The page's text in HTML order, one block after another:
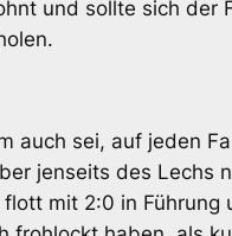
und sollte sich der
auch sei, auf jeden
jenseits des Lechs
flott mit 2:0 in Führung